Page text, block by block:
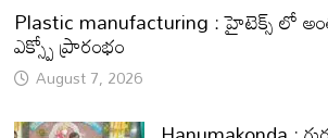
Plastic manufacturing : హైటెక్స్ లో
ఎక్స్పో ప్రారంభం
August 7, 2026